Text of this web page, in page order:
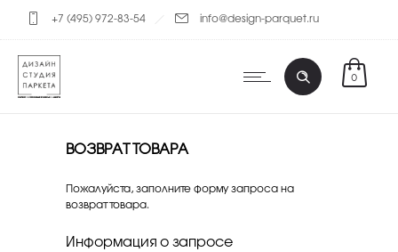
+7 (495) 972-83-54 info@design-parquet.ru
0
ВОЗВРАТ ТОВАРА
Пожалуйста, заполните форму запроса на
возврат товара.
Информация о запросе